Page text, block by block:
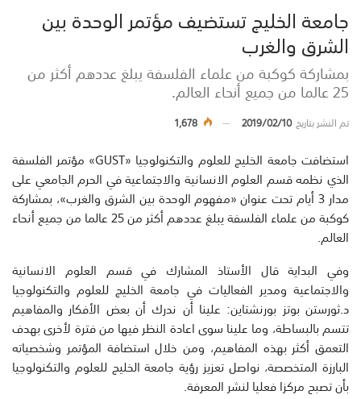
جامعة الخليج تستضيف مؤتمر الوحدة بين
الشرق والغرب
بمشاركة كوكبة من علماء الفلسفة يبلغ عددهم أكثر من
25 عالما من جميع أنحاء العالم.
تم النشر بتاريخ2019/02/10
1,678
استضافت جامعة الخليج للعلوم والتكنولوجيا «GUST» مؤتمر الفلسفة
الذي نظمه قسم العلوم الانسانية والاجتماعية في الحرم الجامعي على
مدار 3 أيام تحت عنوان «مفهوم الوحدة بين الشرق والغرب»، بمشاركة
كوكبة من علماء الفلسفة يبلغ عددهم أكثر من 25 عالما من جميع أنحاء
العالم.
وفي البداية قال الأستاذ المشارك في قسم العلوم الانسانية
والاجتماعية ومدير الفعاليات في جامعة الخليج للعلوم والتكنولوجيا
د.ثورستن بوتز بورنشتاين: علينا أن ندرك أن بعض الأفكار والمفاهيم
تتسم بالبساطة، وما علينا سوى اعادة النظر فيها من فترة لأخرى بهدف
التعمق أكثر بهذه المفاهيم، ومن خلال استضافة المؤتمر وشخصياته
البارزة المتخصصة، نواصل تعزيز رؤية جامعة الخليج للعلوم والتكنولوجيا
بأن تصبح مركزا فعليا لنشر المعرفة.